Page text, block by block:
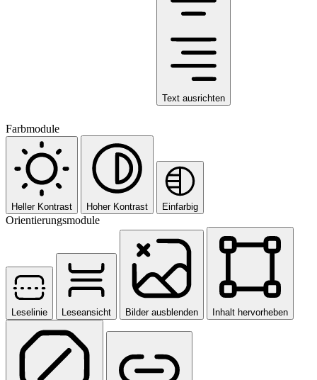
Text ausrichten
Farbmodule
Heller Kontrast Hoher Kontrast Einfarbig
Orientierungsmodule
Leselinie Leseansicht Bilder ausblenden Inhalt hervorheben